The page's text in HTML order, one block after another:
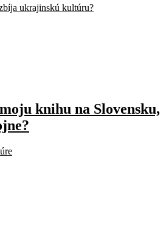
ukrajinskú kultúru?
knihu na Slovensku,